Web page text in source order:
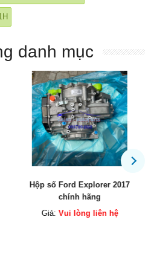
danh mục
Két sinh hàn động cơ Explorer
chính hãng
Giá:Vui lòng liên hệ